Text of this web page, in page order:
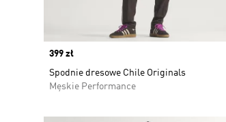
Price
399 zł
Spodnie dresowe Chile Originals
Męskie Performance